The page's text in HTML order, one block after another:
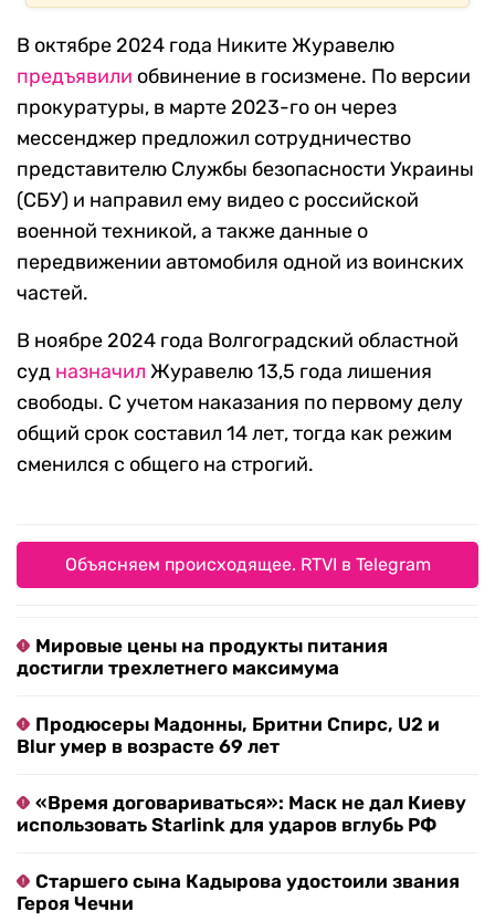
В октябре 2024 года Никите Журавелю
предъявили обвинение в госизмене. По версии
прокуратуры, в марте 2023-го он через
мессенджер предложил сотрудничество
представителю Службы безопасности Украины
(СБУ) и направил ему видео с российской
военной техникой, а также данные о
передвижении автомобиля одной из воинских
частей.
В ноябре 2024 года Волгоградский областной
суд назначил Журавелю 13,5 года лишения
свободы. С учетом наказания по первому делу
общий срок составил 14 лет, тогда как режим
сменился с общего на строгий.
Объясняем происходящее. RTVI в Telegram
Мировые цены на продукты питания
достигли трехлетнего максимума
Продюсеры Мадонны, Бритни Спирс, U2 и
Blur умер в возрасте 69 лет
«Время договариваться»: Маск не дал Киеву
использовать Starlink для ударов вглубь РФ
Старшего сына Кадырова удостоили звания
Героя Чечни